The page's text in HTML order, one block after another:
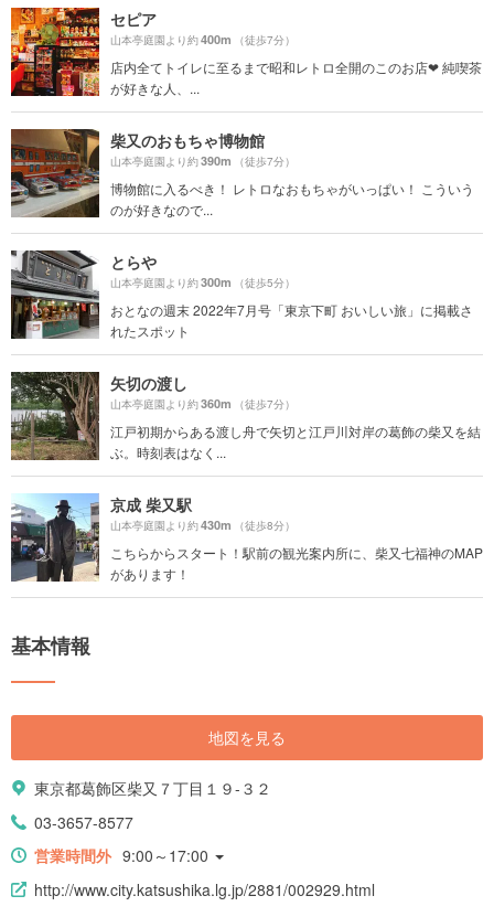
セピア
山本亭庭園より約400m （徒歩7分）
店内全てトイレに至るまで昭和レトロ全開のこのお店❤︎ 純喫茶
が好きな人、...
柴又のおもちゃ博物館
山本亭庭園より約390m （徒歩7分）
博物館に入るべき！ レトロなおもちゃがいっぱい！ こういう
のが好きなので...
とらや
山本亭庭園より約300m （徒歩5分）
おとなの週末 2022年7月号「東京下町 おいしい旅」に掲載さ
れたスポット
矢切の渡し
山本亭庭園より約360m （徒歩7分）
江戸初期からある渡し舟で矢切と江戸川対岸の葛飾の柴又を結
ぶ。時刻表はなく...
京成 柴又駅
山本亭庭園より約430m （徒歩8分）
こちらからスタート！駅前の観光案内所に、柴又七福神のMAP
があります！
基本情報
地図を見る
東京都葛飾区柴又７丁目１９-３２
03-3657-8577
営業時間外 9:00～17:00
http://www.city.katsushika.lg.jp/2881/002929.html